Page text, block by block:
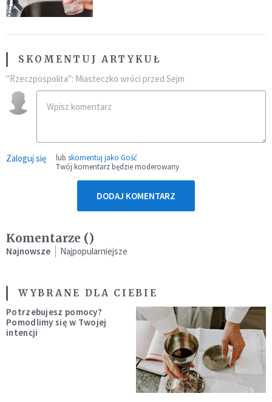
SKOMENTUJ ARTYKUŁ
"Rzeczpospolita": Miasteczko wróci przed Sejm
Zaloguj się lub skomentuj jako Gość
Twój komentarz będzie moderowany
DODAJ KOMENTARZ
Komentarze ()
Najnowsze Najpopularniejsze
WYBRANE DLA CIEBIE
Potrzebujesz pomocy?
Pomodlimy się w Twojej
intencji